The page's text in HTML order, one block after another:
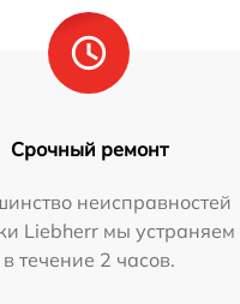
Срочный ремонт
неисправностей
Liebherr мы устраняем
в течение 2 часов.